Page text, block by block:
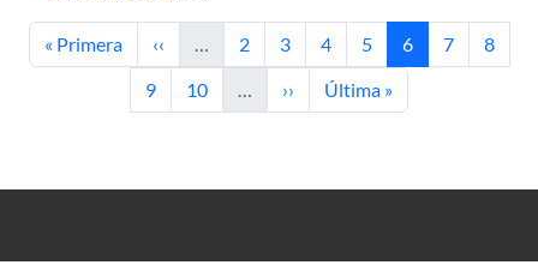
First page
« Primera Previous page
‹‹ … Page
2 Page
3 Page
4 Page
5 Current page
6 Page
7 Page
8
Page
9 Page
10 … Next page
›› Last page
Última »